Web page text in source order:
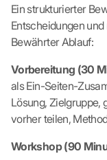
Ein strukturierter
Entscheidungen
Bewährter Ablauf:
Vorbereitung (30
als Ein-Seiten-
Lösung, Zielgruppe,
vorher teilen,
Workshop (90